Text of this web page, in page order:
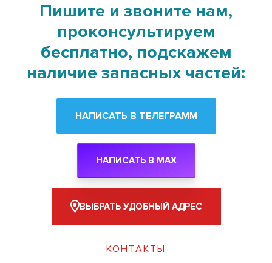
Пишите и звоните нам,
проконсультируем
бесплатно, подскажем
наличие запасных частей:
НАПИСАТЬ В ТЕЛЕГРАММ
НАПИСАТЬ В MAX
ВЫБРАТЬ УДОБНЫЙ АДРЕС
КОНТАКТЫ